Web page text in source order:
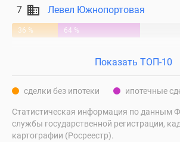
водоема
Коттеджные
поселки
центры
Коттеджи
Скидки
7 Левел Южнопортовая
36 % 64 %
Показать ТОП-10
сделки без ипотеки ипотечные
Статистическая информация по данным
службы государственной регистрации,
картографии (Росреестр).